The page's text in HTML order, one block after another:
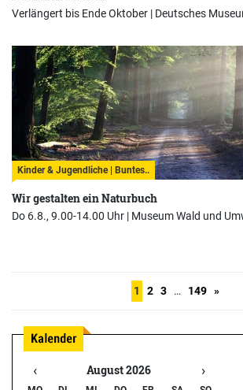
Verlängert bis Ende Oktober | Deutsches
Kinder & Jugendliche | Buntes..
Wir gestalten ein Naturbuch
Do 6.8., 9.00-14.00 Uhr | Museum Wald und
1 2 3 … 149 »
‹ August 2026 ›